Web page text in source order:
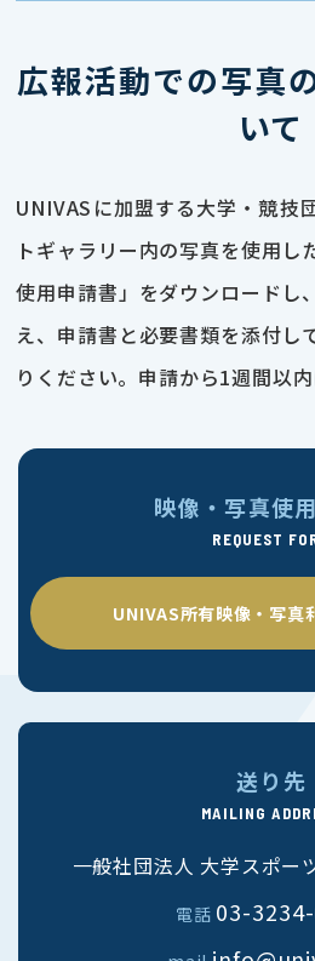
広報活動での写真
いて
UNIVASに加盟する大学・競技
トギャラリー内の写真を使用し
使用申請書」をダウンロードし
え、申請書と必要書類を添付し
りください。申請から1週間以内
映像・写真使
REQUEST
UNIVAS所有映像・写真
送り先
MAILING
一般社団法人 大学スポー
電話 03-